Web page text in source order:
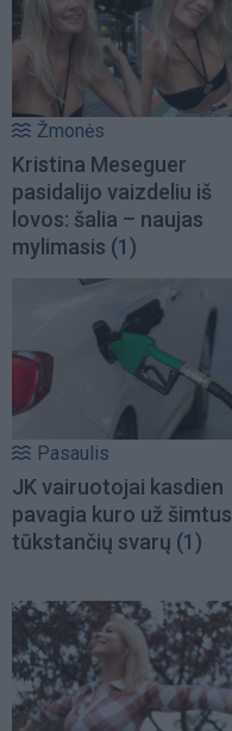
Žmonės
Kristina Meseguer
pasidalijo vaizdeliu iš
lovos: šalia – naujas
mylimasis (1)
Pasaulis
JK vairuotojai kasdien
pavagia kuro už šimtus
tūkstančių svarų (1)